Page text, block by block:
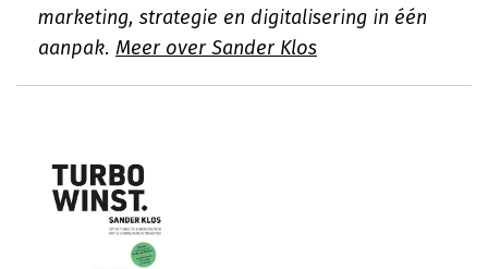
marketing, strategie en digitalisering in één
aanpak. Meer over Sander Klos